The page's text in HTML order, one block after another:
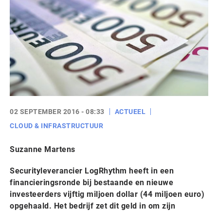
02 SEPTEMBER 2016 - 08:33
ACTUEEL
CLOUD & INFRASTRUCTUUR
Suzanne Martens
Securityleverancier LogRhythm heeft in een
financieringsronde bij bestaande en nieuwe
investeerders vijftig miljoen dollar (44 miljoen euro)
opgehaald. Het bedrijf zet dit geld in om zijn